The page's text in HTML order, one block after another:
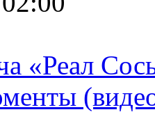
«Реал